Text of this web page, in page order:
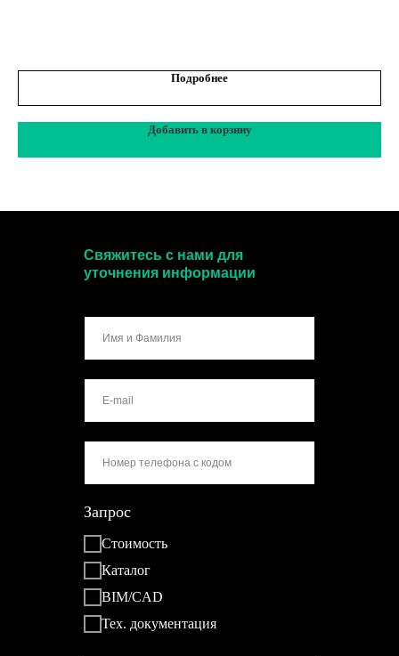
Подробнее
Добавить в корзину
Запрос
Стоимость
Каталог
BIM/CAD
Тех. документация
Свяжитесь с нами для
уточнения информации